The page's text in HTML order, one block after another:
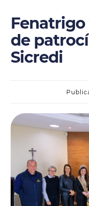
de
Sicredi